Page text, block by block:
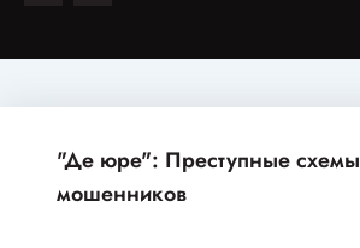
"Де юре": Преступные схемы
мошенников